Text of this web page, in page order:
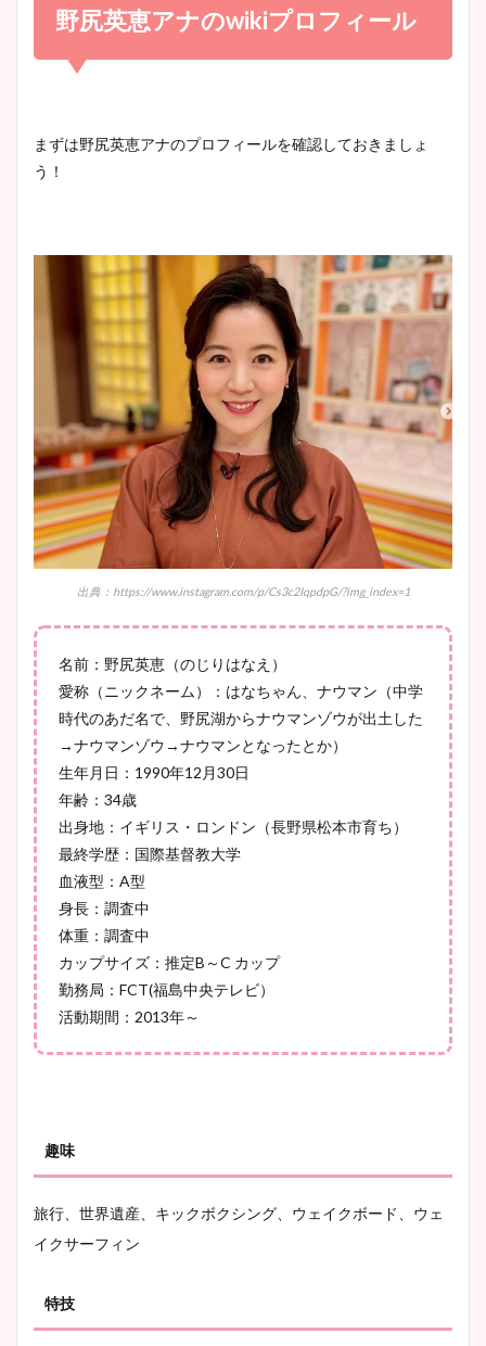
宇賀神メグアナのニット画像
め！足が美脚でニット衣装も
かわいい！
清水麻椰アナのかわいい画
大家彩香アナのかわいいカッ
プ画像まとめ！同期や実家に
wikiプロフも！
安藤萌々アナのカップ画像や
ニット衣装まとめ！美足の筋
肉も凄い！
鈴木唯の太ってた時の体重が
ヤバすぎww原因や痩せたダ
イエット方は？昔と現在を画
豊島実季アナのカップ画像ま
とめ！美脚や水着姿に年齢も
宇賀神メグアナのニット画像
まとめ！足も美脚でカップも
池谷実悠アナのメガネ画像が
野尻英恵アナのwikiプロフィール
まずは野尻英恵アナのプロフィールを確認しておきましょ
う！
出典：https://www.instagram.com/p/Cs3c2IqpdpG/?img_index=1
名前：野尻英恵（のじりはなえ）
愛称（ニックネーム）：はなちゃん、ナウマン（中学
時代のあだ名で、野尻湖からナウマンゾウが出土した
→ナウマンゾウ→ナウマンとなったとか）
生年月日：1990年12月30日
年齢：34歳
出身地：イギリス・ロンドン（長野県松本市育ち）
最終学歴：国際基督教大学
血液型：A型
身長：調査中
体重：調査中
カップサイズ：推定B～C カップ
勤務局：FCT(福島中央テレビ）
活動期間：2013年～
趣味
旅行、世界遺産、キックボクシング、ウェイクボード、ウェ
イクサーフィン
特技